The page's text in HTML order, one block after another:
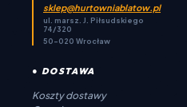
sklep@hurtowniablatow.pl
ul. marsz. J. Piłsudskiego
74/320
50-020 Wrocław
● DOSTAWA
Koszty dostawy